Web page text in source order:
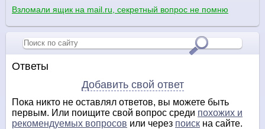
Взломали ящик на mail.ru, секретный вопрос не помню
Ответы
Добавить свой ответ
Пока никто не оставлял ответов, вы можете быть
первым. Или поищите свой вопрос среди похожих и
рекомендуемых вопросов или через поиск на сайте.